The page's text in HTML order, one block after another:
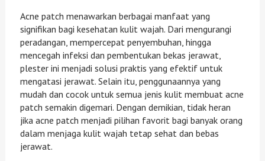
Acne patch menawarkan berbagai manfaat yang
signifikan bagi kesehatan kulit wajah. Dari mengurangi
peradangan, mempercepat penyembuhan, hingga
mencegah infeksi dan pembentukan bekas jerawat,
plester ini menjadi solusi praktis yang efektif untuk
mengatasi jerawat. Selain itu, penggunaannya yang
mudah dan cocok untuk semua jenis kulit membuat acne
patch semakin digemari. Dengan demikian, tidak heran
jika acne patch menjadi pilihan favorit bagi banyak orang
dalam menjaga kulit wajah tetap sehat dan bebas
jerawat.